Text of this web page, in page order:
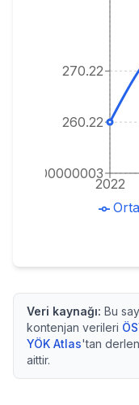
2022
260.22
270.22
Veri kaynağı: Bu
kontenjan verileri
YÖK Atlas'tan
aittir.